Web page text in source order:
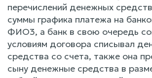
перечислений денежных
суммы графика платежа на
ФИО3, а банк в свою очередь
условиям договора списывал
средства со счета, также она
сыну денежные средства в